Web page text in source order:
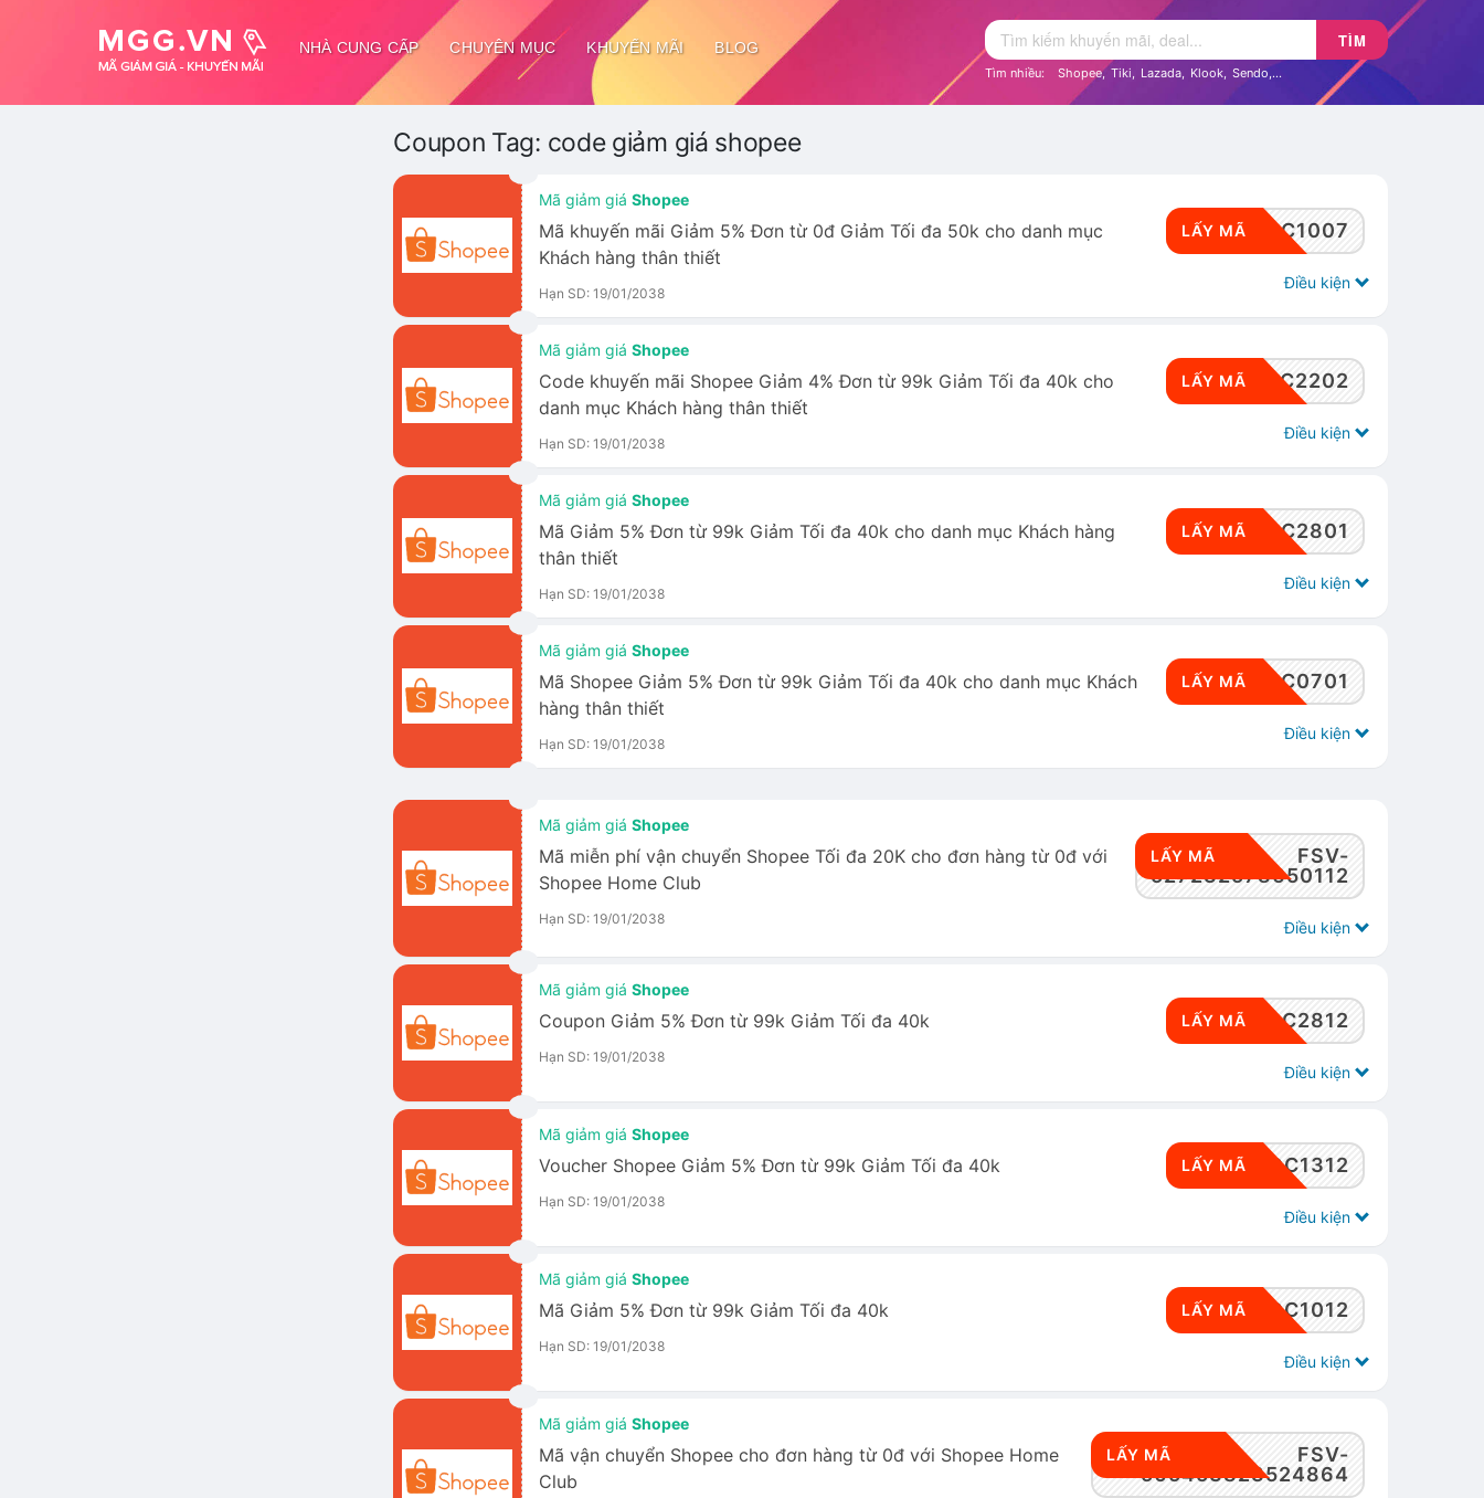
NHÀ CUNG CẤP CHUYÊN MỤC KHUYẾN MÃI BLOG TÌM
Tìm nhiều: Shopee, Tiki, Lazada, Klook, Sendo,...
Coupon Tag: code giảm giá shopee
Mã giảm giáShopee
Mã khuyến mãi Giảm 5% Đơn từ 0đ Giảm Tối đa 50k cho danh mục
Khách hàng thân thiết
Hạn SD: 19/01/2038
RWSDC1007
LẤY MÃ
Điều kiện
Mã giảm giáShopee
Code khuyến mãi Shopee Giảm 4% Đơn từ 99k Giảm Tối đa 40k cho
danh mục Khách hàng thân thiết
Hạn SD: 19/01/2038
RWSDC2202
LẤY MÃ
Điều kiện
Mã giảm giáShopee
Mã Giảm 5% Đơn từ 99k Giảm Tối đa 40k cho danh mục Khách hàng
thân thiết
Hạn SD: 19/01/2038
RWSDC2801
LẤY MÃ
Điều kiện
Mã giảm giáShopee
Mã Shopee Giảm 5% Đơn từ 99k Giảm Tối đa 40k cho danh mục Khách
hàng thân thiết
Hạn SD: 19/01/2038
RWSDC0701
LẤY MÃ
Điều kiện
Mã giảm giáShopee
Mã miễn phí vận chuyển Shopee Tối đa 20K cho đơn hàng từ 0đ với
Shopee Home Club
Hạn SD: 19/01/2038
FSV-
527232578650112
LẤY MÃ
Điều kiện
Mã giảm giáShopee
Coupon Giảm 5% Đơn từ 99k Giảm Tối đa 40k
Hạn SD: 19/01/2038
RWSDC2812
LẤY MÃ
Điều kiện
Mã giảm giáShopee
Voucher Shopee Giảm 5% Đơn từ 99k Giảm Tối đa 40k
Hạn SD: 19/01/2038
RWSDC1312
LẤY MÃ
Điều kiện
Mã giảm giáShopee
Mã Giảm 5% Đơn từ 99k Giảm Tối đa 40k
Hạn SD: 19/01/2038
RWSDC1012
LẤY MÃ
Điều kiện
Mã giảm giáShopee
Mã vận chuyển Shopee cho đơn hàng từ 0đ với Shopee Home
Club
FSV-
505453823524864
LẤY MÃ